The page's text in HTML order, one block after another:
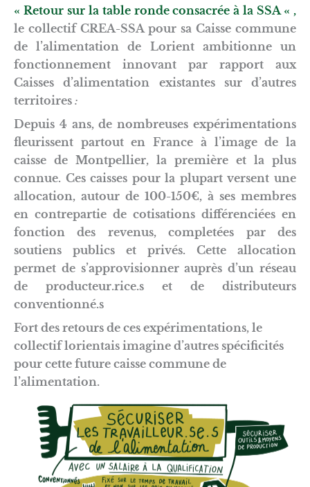
« Retour sur la table ronde consacrée à la SSA « ,
le collectif CREA-SSA pour sa Caisse commune
de l’alimentation de Lorient ambitionne un
fonctionnement innovant par rapport aux
Caisses d’alimentation existantes sur d’autres
territoires :
Depuis 4 ans, de nombreuses expérimentations
fleurissent partout en France à l’image de la
caisse de Montpellier, la première et la plus
connue. Ces caisses pour la plupart versent une
allocation, autour de 100-150€, à ses membres
en contrepartie de cotisations différenciées en
fonction des revenus, completées par des
soutiens publics et privés. Cette allocation
permet de s’approvisionner auprès d’un réseau
de producteur.rice.s et de distributeurs
conventionné.s
Fort des retours de ces expérimentations, le
collectif lorientais imagine d’autres spécificités
pour cette future caisse commune de
l’alimentation.